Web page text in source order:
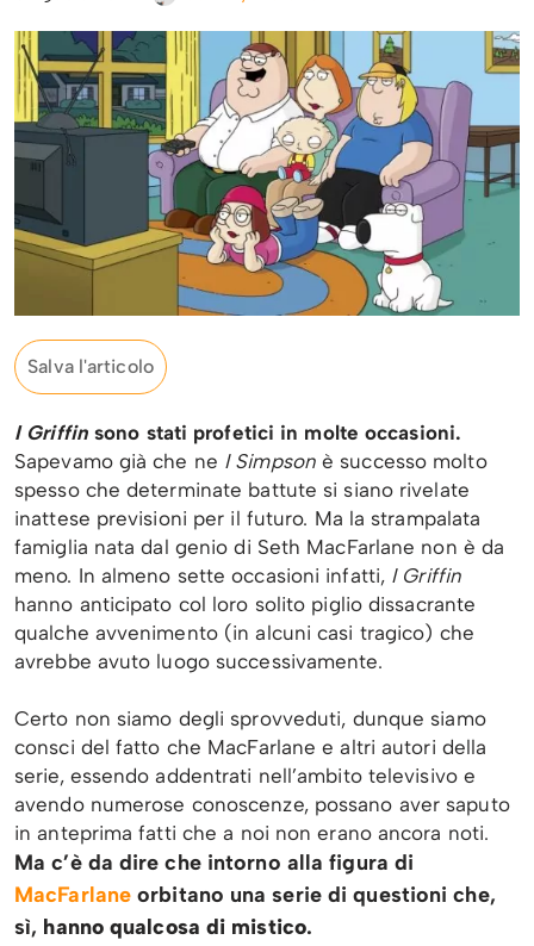
Salva l'articolo
I Griffinsono stati profetici in molte occasioni.
Sapevamo già che ne I Simpsonè successo molto
spesso che determinate battute si siano rivelate
inattese previsioni per il futuro. Ma la strampalata
famiglia nata dal genio di Seth MacFarlane non è da
meno. In almeno sette occasioni infatti, I Griffin
hanno anticipato col loro solito piglio dissacrante
qualche avvenimento (in alcuni casi tragico) che
avrebbe avuto luogo successivamente.
Certo non siamo degli sprovveduti, dunque siamo
consci del fatto che MacFarlane e altri autori della
serie, essendo addentrati nell’ambito televisivo e
avendo numerose conoscenze, possano aver saputo
in anteprima fatti che a noi non erano ancora noti.
Ma c’è da dire che intorno alla figura di
MacFarlane orbitano una serie di questioni che,
sì, hanno qualcosa di mistico.